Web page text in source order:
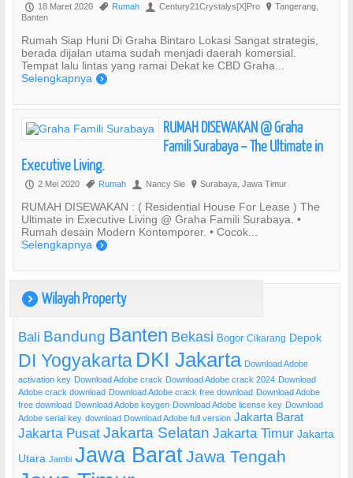
P 18 Maret 2020 , Rumah U Century21Crystalys[X]Pro ? Tangerang,
Banten
Rumah Siap Huni Di Graha Bintaro Lokasi Sangat strategis,
berada dijalan utama sudah menjadi daerah komersial.
Tempat lalu lintas yang ramai Dekat ke CBD Graha...
Selengkapnya )
RUMAH DISEWAKAN @ Graha
Famili Surabaya – The Ultimate in
Executive Living.
P 2 Mei 2020 , Rumah U Nancy Sie ? Surabaya, Jawa Timur
RUMAH DISEWAKAN : ( Residential House For Lease ) The
Ultimate in Executive Living @ Graha Famili Surabaya. •
Rumah desain Modern Kontemporer. • Cocok...
Selengkapnya )
) Wilayah Property
Bali Bandung Banten Bekasi Bogor Cikarang Depok
DI Yogyakarta DKI Jakarta Download Adobe
activation key Download Adobe crack Download Adobe crack 2024 Download
Adobe crack download Download Adobe crack free download Download Adobe
free download Download Adobe keygen Download Adobe license key Download
Adobe serial key download Download Adobe full version Jakarta Barat
Jakarta Pusat Jakarta Selatan Jakarta Timur Jakarta
Utara Jambi Jawa BaratJawa Tengah